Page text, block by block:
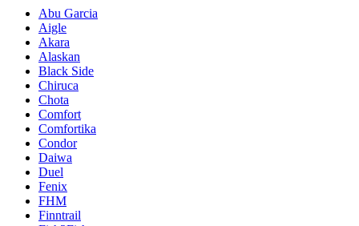
Abu Garcia
Aigle
Akara
Alaskan
Black Side
Chiruca
Chota
Comfort
Comfortika
Condor
Daiwa
Duel
Fenix
FHM
Finntrail